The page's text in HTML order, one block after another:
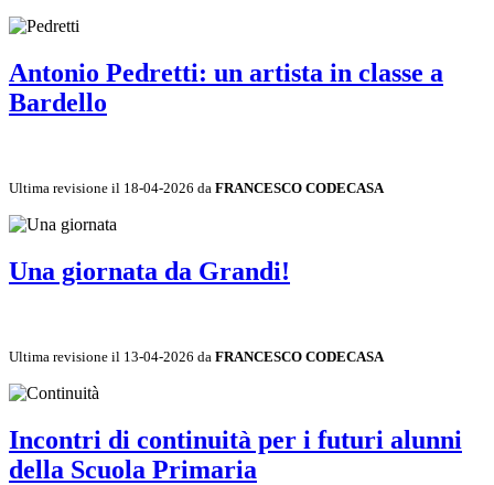
Antonio Pedretti: un artista in classe a
Bardello
Ultima revisione il 18-04-2026 da FRANCESCO CODECASA
Una giornata da Grandi!
Ultima revisione il 13-04-2026 da FRANCESCO CODECASA
Incontri di continuità per i futuri alunni
della Scuola Primaria